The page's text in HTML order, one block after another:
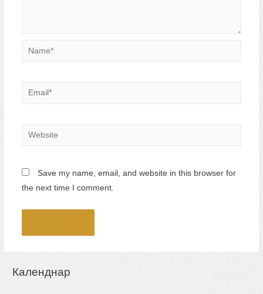
Name*
Email*
Website
Save my name, email, and website in this browser for
the next time I comment.
Календнар